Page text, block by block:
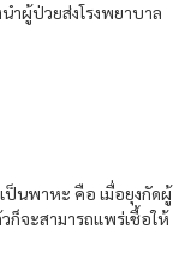
ำผู้ป่วยส่งโรงพยาบาล
ป็นพาหะ คือ เมื่อยุงกัดผู้
ก็จะสามารถเเพร่เชื้อให้